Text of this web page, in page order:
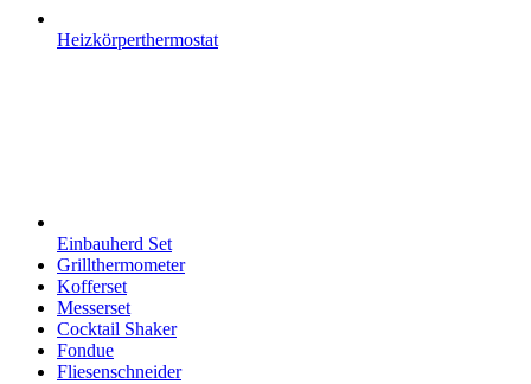
Heizkörperthermostat
Einbauherd Set
Grillthermometer
Kofferset
Messerset
Cocktail Shaker
Fondue
Fliesenschneider